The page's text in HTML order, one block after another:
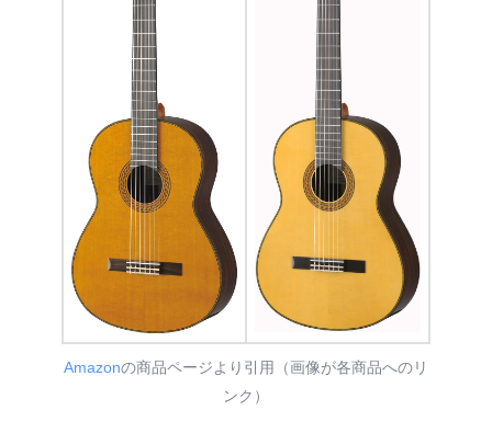
Amazonの商品ページより引用（画像が各商品へのリ
ンク）